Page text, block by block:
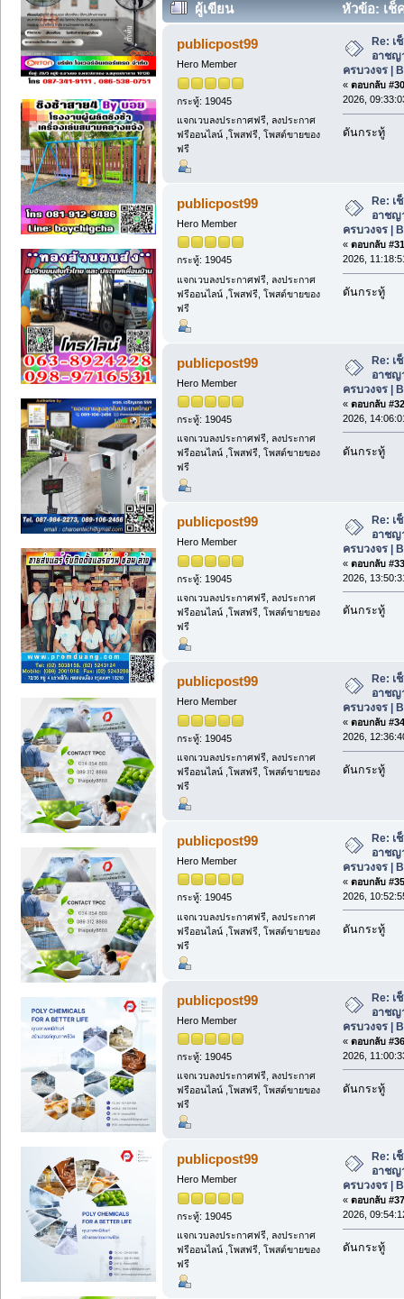
ผู้เขียน
หัวข้อ: เช็
ครบวงจร | BDS Service (อ่าน 702 ครั้
publicpost99
Hero Member
กระทู้: 19045
แจกเวบลงประกาศฟรี, ลงประกาศ
ฟรีออนไลน์ ,โพสฟรี, โพสต์ขายของ
ฟรี
Re: เ
อาชญ
ครบวงจร |
« ตอบกลับ
2026,
ดันกระทู้
publicpost99
Hero Member
กระทู้: 19045
แจกเวบลงประกาศฟรี, ลงประกาศ
ฟรีออนไลน์ ,โพสฟรี, โพสต์ขายของ
ฟรี
Re: เ
อาชญ
ครบวงจร |
« ตอบกลับ
2026,
ดันกระทู้
publicpost99
Hero Member
กระทู้: 19045
แจกเวบลงประกาศฟรี, ลงประกาศ
ฟรีออนไลน์ ,โพสฟรี, โพสต์ขายของ
ฟรี
Re: เ
อาชญ
ครบวงจร |
« ตอบกลับ
2026,
ดันกระทู้
publicpost99
Hero Member
กระทู้: 19045
แจกเวบลงประกาศฟรี, ลงประกาศ
ฟรีออนไลน์ ,โพสฟรี, โพสต์ขายของ
ฟรี
Re: เ
อาชญ
ครบวงจร |
« ตอบกลับ
2026,
ดันกระทู้
publicpost99
Hero Member
กระทู้: 19045
แจกเวบลงประกาศฟรี, ลงประกาศ
ฟรีออนไลน์ ,โพสฟรี, โพสต์ขายของ
ฟรี
Re: เ
อาชญ
ครบวงจร |
« ตอบกลับ
2026,
ดันกระทู้
publicpost99
Hero Member
กระทู้: 19045
แจกเวบลงประกาศฟรี, ลงประกาศ
ฟรีออนไลน์ ,โพสฟรี, โพสต์ขายของ
ฟรี
Re: เ
อาชญ
ครบวงจร |
« ตอบกลับ
2026,
ดันกระทู้
publicpost99
Hero Member
กระทู้: 19045
แจกเวบลงประกาศฟรี, ลงประกาศ
ฟรีออนไลน์ ,โพสฟรี, โพสต์ขายของ
ฟรี
Re: เ
อาชญ
ครบวงจร |
« ตอบกลับ
2026,
ดันกระทู้
publicpost99
Hero Member
กระทู้: 19045
แจกเวบลงประกาศฟรี, ลงประกาศ
ฟรีออนไลน์ ,โพสฟรี, โพสต์ขายของ
ฟรี
Re: เ
อาชญ
ครบวงจร |
« ตอบกลับ
2026,
ดันกระทู้